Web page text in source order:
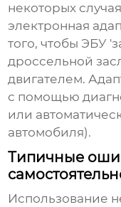
некоторых
электронная
того, чтобы ЭБУ
дроссельной
двигателем.
с помощью
или
автомобиля).
Типичные
Использование